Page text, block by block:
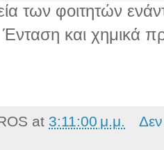
των φοιτητών
και χημικά
at 3:11:00 μ.μ.